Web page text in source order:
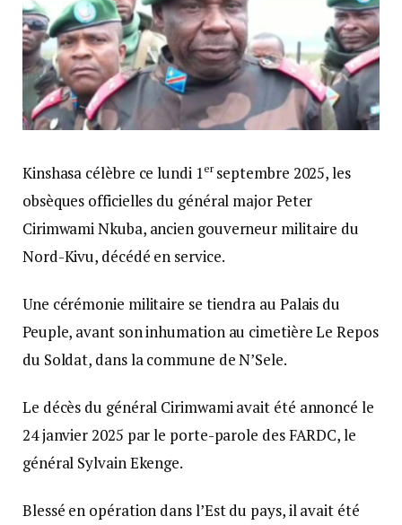
Kinshasa célèbre ce lundi 1erseptembre 2025, les
obsèques officielles du général major Peter
Cirimwami Nkuba, ancien gouverneur militaire du
Nord-Kivu, décédé en service.
Une cérémonie militaire se tiendra au Palais du
Peuple, avant son inhumation au cimetière Le Repos
du Soldat, dans la commune de N’Sele.
Le décès du général Cirimwami avait été annoncé le
24 janvier 2025 par le porte-parole des FARDC, le
général Sylvain Ekenge.
Blessé en opération dans l’Est du pays, il avait été